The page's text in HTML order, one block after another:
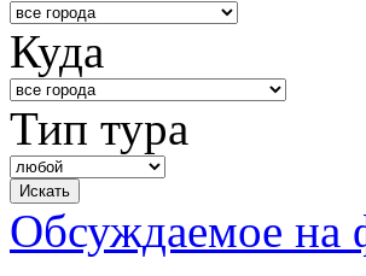
Куда
Тип тура
Обсуждаемое на